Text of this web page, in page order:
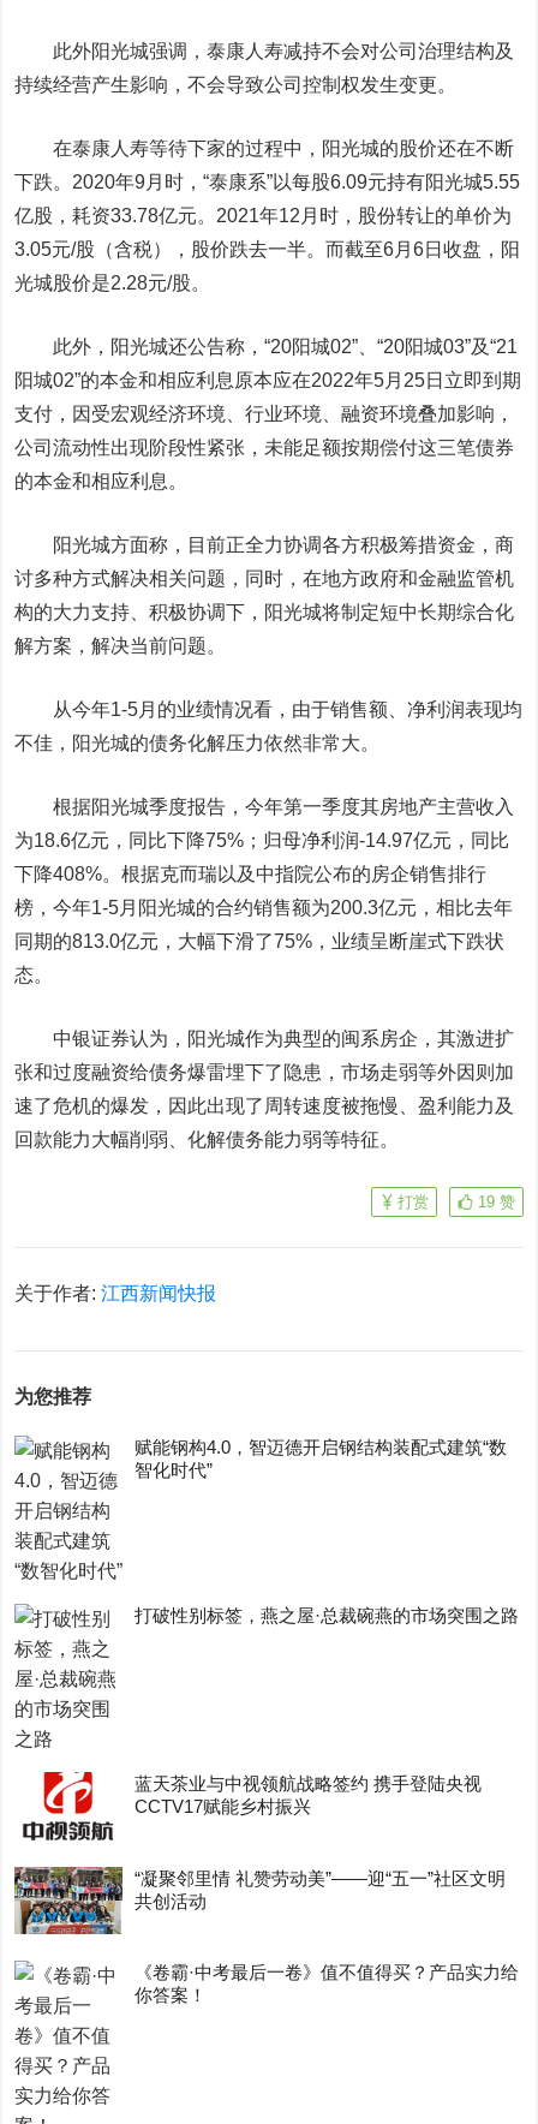
此外阳光城强调，泰康人寿减持不会对公司治理结构及
持续经营产生影响，不会导致公司控制权发生变更。
在泰康人寿等待下家的过程中，阳光城的股价还在不断
下跌。2020年9月时，“泰康系”以每股6.09元持有阳光城5.55
亿股，耗资33.78亿元。2021年12月时，股份转让的单价为
3.05元/股（含税），股价跌去一半。而截至6月6日收盘，阳
光城股价是2.28元/股。
此外，阳光城还公告称，“20阳城02”、“20阳城03”及“21
阳城02”的本金和相应利息原本应在2022年5月25日立即到期
支付，因受宏观经济环境、行业环境、融资环境叠加影响，
公司流动性出现阶段性紧张，未能足额按期偿付这三笔债券
的本金和相应利息。
阳光城方面称，目前正全力协调各方积极筹措资金，商
讨多种方式解决相关问题，同时，在地方政府和金融监管机
构的大力支持、积极协调下，阳光城将制定短中长期综合化
解方案，解决当前问题。
从今年1-5月的业绩情况看，由于销售额、净利润表现均
不佳，阳光城的债务化解压力依然非常大。
根据阳光城季度报告，今年第一季度其房地产主营收入
为18.6亿元，同比下降75%；归母净利润-14.97亿元，同比
下降408%。根据克而瑞以及中指院公布的房企销售排行
榜，今年1-5月阳光城的合约销售额为200.3亿元，相比去年
同期的813.0亿元，大幅下滑了75%，业绩呈断崖式下跌状
态。
中银证券认为，阳光城作为典型的闽系房企，其激进扩
张和过度融资给债务爆雷埋下了隐患，市场走弱等外因则加
速了危机的爆发，因此出现了周转速度被拖慢、盈利能力及
回款能力大幅削弱、化解债务能力弱等特征。
19 赞
打赏
关于作者:江西新闻快报
为您推荐
赋能钢构4.0，智迈德开启钢结构装配式建筑“数
智化时代”
打破性别标签，燕之屋·总裁碗燕的市场突围之路
蓝天茶业与中视领航战略签约 携手登陆央视
CCTV17赋能乡村振兴
“凝聚邻里情 礼赞劳动美”——迎“五一”社区文明
共创活动
《卷霸·中考最后一卷》值不值得买？产品实力给
你答案！